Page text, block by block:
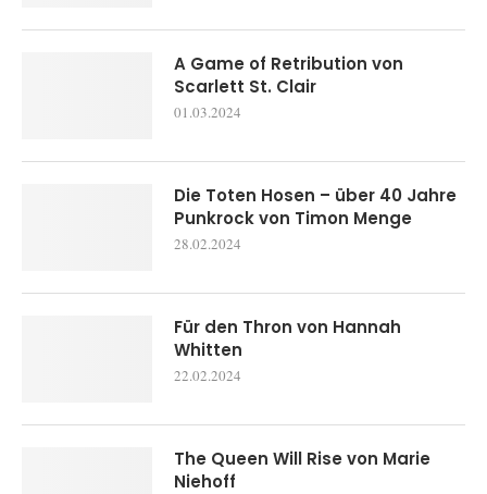
A Game of Retribution von
Scarlett St. Clair
01.03.2024
Die Toten Hosen – über 40 Jahre
Punkrock von Timon Menge
28.02.2024
Für den Thron von Hannah
Whitten
22.02.2024
The Queen Will Rise von Marie
Niehoff